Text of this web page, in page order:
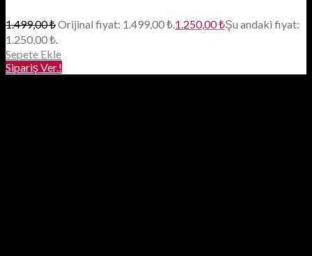
1.499,00₺Orijinal fiyat: 1.499,00 ₺.1.250,00₺Şu andaki fiyat:
1.250,00 ₺.
Sepete Ekle
Sipariş Ver.!